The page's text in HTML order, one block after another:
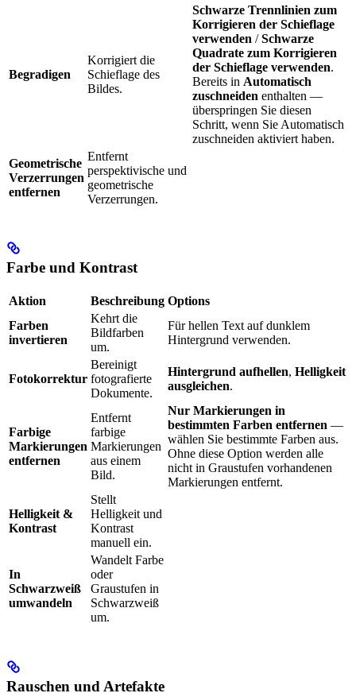
Begradigen
Korrigiert die
Schieflage des
Bildes.
Schwarze Trennlinien zum
Korrigieren der Schieflage
verwenden /Schwarze
Quadrate zum Korrigieren
der Schieflage verwenden.
Bereits in Automatisch
zuschneiden enthalten —
überspringen Sie diesen
Schritt, wenn Sie Automatisch
zuschneiden aktiviert haben.
Geometrische
Verzerrungen
entfernen
Entfernt
perspektivische und
geometrische
Verzerrungen.
Farbe und Kontrast
Aktion Beschreibung Options
Farben
invertieren
Kehrt die
Bildfarben
um.
Für hellen Text auf dunklem
Hintergrund verwenden.
Fotokorrektur
Bereinigt
fotografierte
Dokumente.
Hintergrund aufhellen, Helligkeit
ausgleichen.
Farbige
Markierungen
entfernen
Entfernt
farbige
Markierungen
aus einem
Bild.
Nur Markierungen in
bestimmten Farben entfernen —
wählen Sie bestimmte Farben aus.
Ohne diese Option werden alle
nicht in Graustufen vorhandenen
Markierungen entfernt.
Helligkeit &
Kontrast
Stellt
Helligkeit und
Kontrast
manuell ein.
In
Schwarzweiß
umwandeln
Wandelt Farbe
oder
Graustufen in
Schwarzweiß
um.
Rauschen und Artefakte